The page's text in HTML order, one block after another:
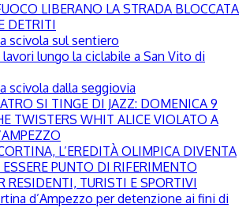
LIBERANO LA STRADA BLOCCATA
DETRITI
scivola sul sentiero
lungo la ciclabile a San Vito di
scivola dalla seggiovia
SI TINGE DI JAZZ: DOMENICA 9
TWISTERS WHIT ALICE VIOLATO A
L’EREDITÀ OLIMPICA DIVENTA
ESSERE PUNTO DI RIFERIMENTO
RESIDENTI, TURISTI E SPORTIVI
d’Ampezzo per detenzione ai fini di